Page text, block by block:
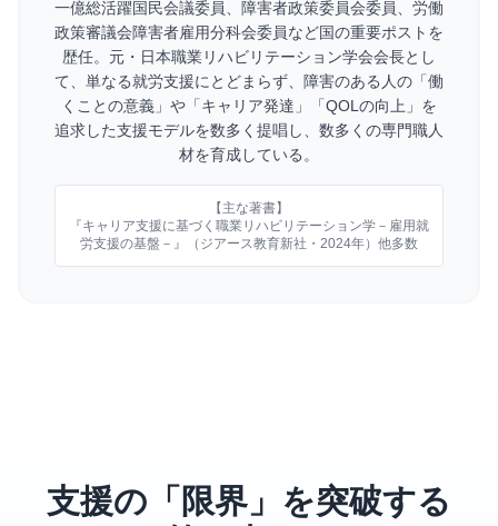
一億総活躍国民会議委員、障害者政策委員会委員、労働
政策審議会障害者雇用分科会委員など国の重要ポストを
歴任。元・日本職業リハビリテーション学会会長とし
て、単なる就労支援にとどまらず、障害のある人の「働
くことの意義」や「キャリア発達」「QOLの向上」を
追求した支援モデルを数多く提唱し、数多くの専門職人
材を育成している。
【主な著書】
『キャリア支援に基づく職業リハビリテーション学－雇用就
労支援の基盤－』（ジアース教育新社・2024年）他多数
支援の「限界」を突破する